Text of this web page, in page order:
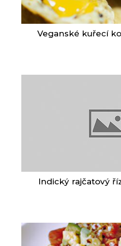
Veganské kuřecí
Indický rajčatový